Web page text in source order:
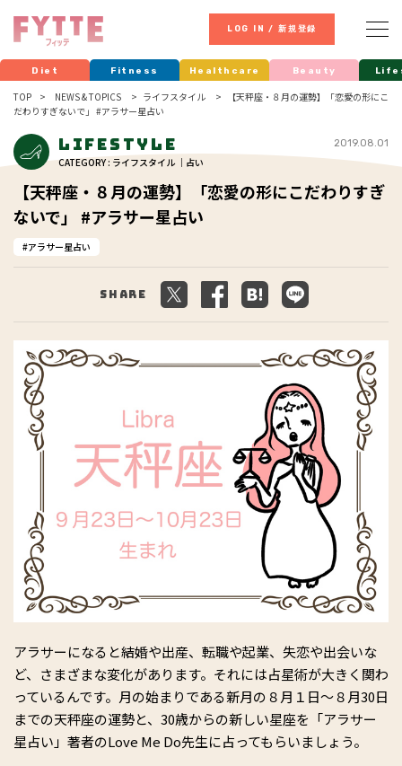
LOG IN / 新規登録
Diet Fitness Healthcare Beauty
TOP NEWS & TOPICS ライフスタイル
【天秤座・８月の運勢】「恋愛の形にこ
だわりすぎないで」 #アラサー星占い
Lifestyle
CATEGORY : ライフスタイル ｜占い
2019.08.01
【天秤座・８月の運勢】「恋愛の形にこだわりすぎ
ないで」 #アラサー星占い
アラサー星占い
Share
アラサーになると結婚や出産、転職や起業、失恋や出会いな
ど、さまざまな変化があります。それには占星術が大きく関わ
っているんです。月の始まりである新月の８月１日～８月30日
までの天秤座の運勢と、30歳からの新しい星座を「アラサー
星占い」著者のLove Me Do先生に占ってもらいましょう。